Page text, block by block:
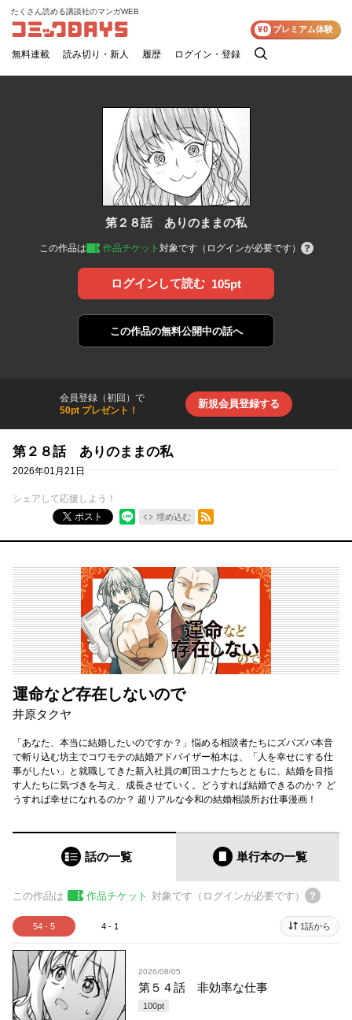
コミックDAYS
たくさん読める講談社のマンガWEB
無料連載 読み切り・新人 履歴 ログイン・登録
検
¥0 プレミアム体験
第２８話 ありのままの私
この作品は 作品チケット 対象です（ログインが必要です）
ログインして読む 105pt
この作品の無料公開中の話へ
会員登録（初回）で
50pt プレゼント！
新規会員登録する
第２８話 ありのままの私
2026年01月21日
シェアして応援しよう！
ポスト
埋め込む
RSSフィード
運命など存在しないので
井原タクヤ
「あなた、本当に結婚したいのですか？」悩める相談者たちにズバズバ本音
で斬り込む坊主でコワモテの結婚アドバイザー柏木は、「人を幸せにする仕
事がしたい」と就職してきた新入社員の町田ユナたちとともに、結婚を目指
す人たちに気づきを与え、成長させていく。どうすれば結婚できるのか？ ど
うすれば幸せになれるのか？ 超リアルな令和の結婚相談所お仕事漫画！
話の一覧 単行本の一覧
この作品は 作品チケット 対象です（ログインが必要です）
54 - 5 4 - 1 1話から
2026/08/05
第５４話 非効率な仕事
100pt